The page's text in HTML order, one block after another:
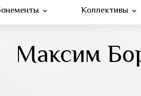
Коллективы
Максим